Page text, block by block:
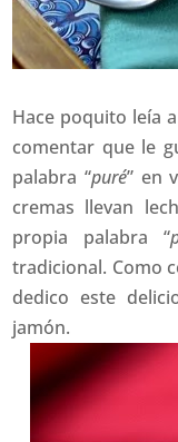
Hace poquito leía
comentar que le
palabra “puré” en
cremas llevan
propia palabra “
tradicional. Como
dedico este
jamón.